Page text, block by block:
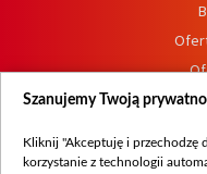
Procedura
Szanujemy Twoją
Kliknij "Akceptuję i przechodzę
korzystanie z technologii